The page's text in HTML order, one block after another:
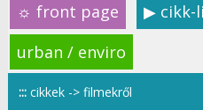
☼ front page ▶cikk-
urban / enviro
::: cikkek -> filmekről